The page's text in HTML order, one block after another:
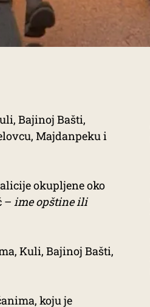
Bajinoj Bašti,
Majdanpeku i
okupljene oko
– ime opštine ili
Kuli, Bajinoj Bašti,
koju je